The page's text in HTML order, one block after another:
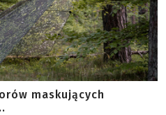
maskujących